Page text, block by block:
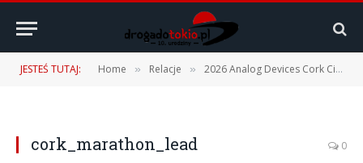
JESTEŚ TUTAJ: Home » Relacje » 2026 Analog Devices Cork City Marathon – 31.05.2026
cork_marathon_lead 0